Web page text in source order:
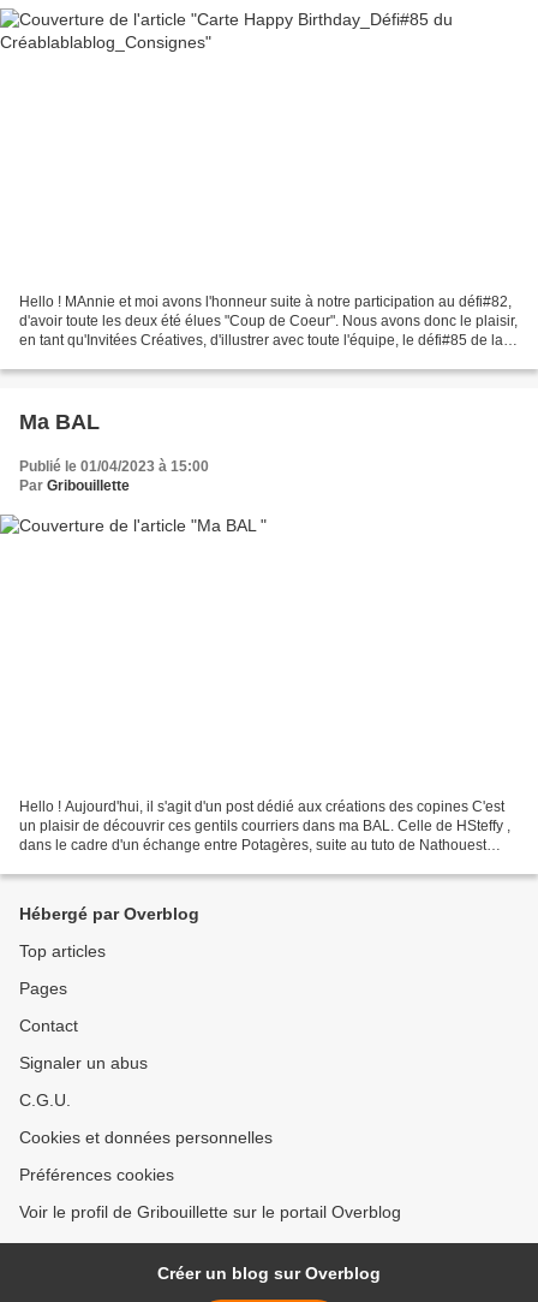
Hello ! MAnnie et moi avons l'honneur suite à notre participation au défi#82,
d'avoir toute les deux été élues "Coup de Coeur". Nous avons donc le plaisir,
en tant qu'Invitées Créatives, d'illustrer avec toute l'équipe, le défi#85 de la
Ma BAL
Publié le 01/04/2023 à 15:00
Par Gribouillette
Hello ! Aujourd'hui, il s'agit d'un post dédié aux créations des copines C'est
un plaisir de découvrir ces gentils courriers dans ma BAL. Celle de HSteffy ,
dans le cadre d'un échange entre Potagères, suite au tuto de Nathouest
Hébergé par Overblog
Top articles
Pages
Contact
Signaler un abus
C.G.U.
Cookies et données personnelles
Préférences cookies
Voir le profil de Gribouillette sur le portail Overblog
Créer un blog sur Overblog